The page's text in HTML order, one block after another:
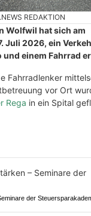
REDAKTION
Wolfwil hat sich am
Juli 2026, ein
einem Fahrrad
Fahrradlenker
vor Ort
Rega in ein Spital
der